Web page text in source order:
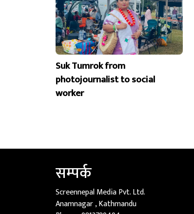
Suk Tumrok from
photojournalist to social
worker
सम्पर्क
Screennepal Media Pvt. Ltd.
Anamnagar , Kathmandu